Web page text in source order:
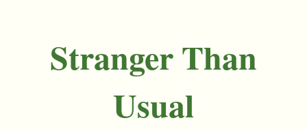
Stranger Than
Usual